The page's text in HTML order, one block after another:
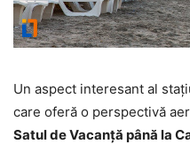
Un aspect interesant al
care oferă o perspectivă
Satul de Vacanță până la